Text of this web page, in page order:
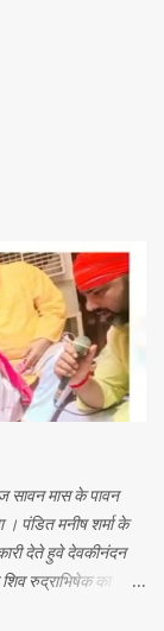
सावन मास के पावन
। पंडित मनीष शर्मा के
देते हुवे देवकीनंदन
शिव रुद्राभिषेक का